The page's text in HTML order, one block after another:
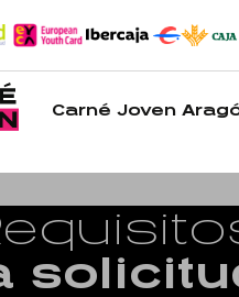
Carné Joven